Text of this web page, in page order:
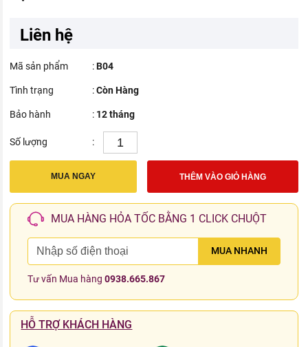
Liên hệ
Mã sản phẩm :B04
Tình trạng :Còn Hàng
Bảo hành : 12 tháng
Số lượng :
MUA NGAY THÊM VÀO GIỎ HÀNG
MUA HÀNG HỎA TỐC BẰNG 1 CLICK CHUỘT
MUA NHANH
Tư vấn Mua hàng0938.665.867
HỖ TRỢ KHÁCH HÀNG